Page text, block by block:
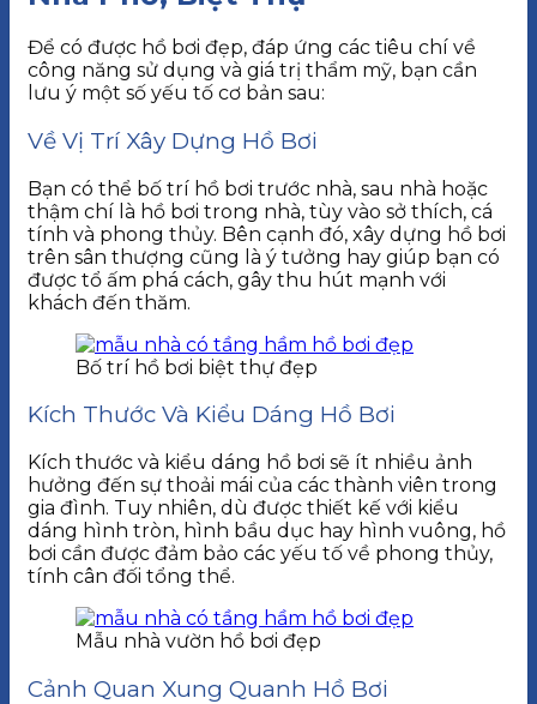
Để có được hồ bơi đẹp, đáp ứng các tiêu chí về
công năng sử dụng và giá trị thẩm mỹ, bạn cần
lưu ý một số yếu tố cơ bản sau:
Về Vị Trí Xây Dựng Hồ Bơi
Bạn có thể bố trí hồ bơi trước nhà, sau nhà hoặc
thậm chí là hồ bơi trong nhà, tùy vào sở thích, cá
tính và phong thủy. Bên cạnh đó, xây dựng hồ bơi
trên sân thượng cũng là ý tưởng hay giúp bạn có
được tổ ấm phá cách, gây thu hút mạnh với
khách đến thăm.
Bố trí hồ bơi biệt thự đẹp
Kích Thước Và Kiểu Dáng Hồ Bơi
Kích thước và kiểu dáng hồ bơi sẽ ít nhiều ảnh
hưởng đến sự thoải mái của các thành viên trong
gia đình. Tuy nhiên, dù được thiết kế với kiểu
dáng hình tròn, hình bầu dục hay hình vuông, hồ
bơi cần được đảm bảo các yếu tố về phong thủy,
tính cân đối tổng thể.
Mẫu nhà vườn hồ bơi đẹp
Cảnh Quan Xung Quanh Hồ Bơi